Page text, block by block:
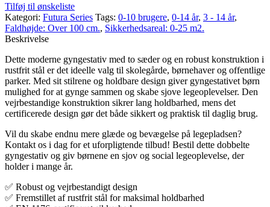
Tilføj til ønskeliste
Kategori: Futura Series Tags: 0-10 brugere, 0-14 år, 3 - 14 år,
Faldhøjde: Over 100 cm., Sikkerhedsareal: 0-25 m2.
Beskrivelse
Dette moderne gyngestativ med to sæder og en robust konstruktion i
rustfrit stål er det ideelle valg til skolegårde, børnehaver og offentlige
parker. Med sit stilrene og holdbare design giver gyngestativet børn
mulighed for at gynge sammen og skabe sjove legeoplevelser. Den
vejrbestandige konstruktion sikrer lang holdbarhed, mens det
certificerede design gør det både sikkert og praktisk til daglig brug.
Vil du skabe endnu mere glæde og bevægelse på legepladsen?
Kontakt os i dag for et uforpligtende tilbud! Bestil dette dobbelte
gyngestativ og giv børnene en sjov og social legeoplevelse, der
holder i mange år.
✅ Robust og vejrbestandigt design
✅ Fremstillet af rustfrit stål for maksimal holdbarhed